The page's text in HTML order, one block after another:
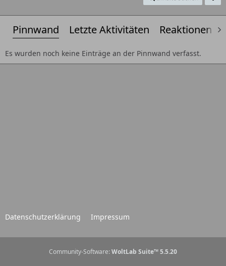
Pinnwand Letzte Aktivitäten Reaktionen
Es wurden noch keine Einträge an der Pinnwand verfasst.
Datenschutzerklärung Impressum
Community-Software: WoltLab Suite™ 5.5.20